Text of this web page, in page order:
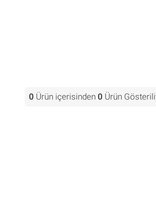
0 Ürün içerisinden 0 Ürün